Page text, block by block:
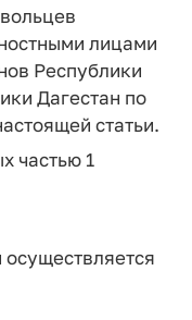
лицами
Республики
Дагестан по
статьи.
частью 1